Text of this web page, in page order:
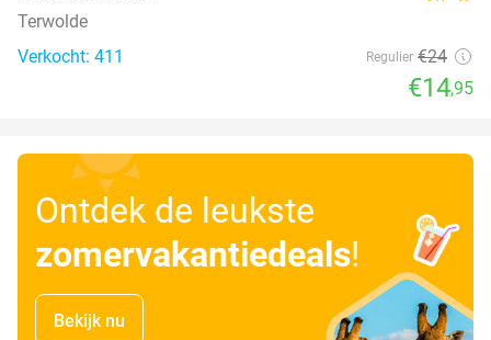
Terwolde
Verkocht: 411
Regulier €24
€14,95
Ontdek de leukste
zomervakantiedeals!
Bekijk nu